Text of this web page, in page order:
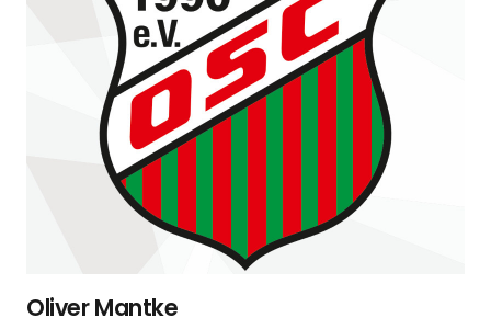
Oliver Mantke